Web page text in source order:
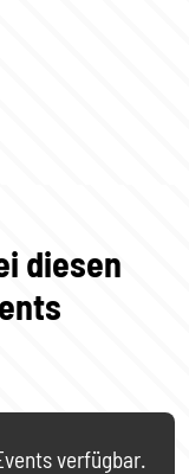
diesen
verfügbar.